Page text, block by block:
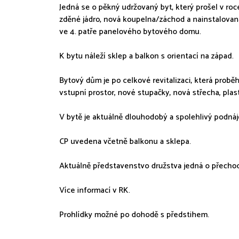
Jedná se o pěkný udržovaný byt, který prošel v
zděné jádro, nová koupelna/záchod a
ve 4. patře panelového bytového domu.
K bytu náleží sklep a balkon s orientací na západ.
Bytový dům je po celkové revitalizaci, která
vstupní prostor, nové stupačky, nová střecha,
V bytě je aktuálně dlouhodobý a spolehlivý
CP uvedena včetně balkonu a sklepa.
Aktuálně představenstvo družstva jedná o
Více informací v RK.
Prohlídky možné po dohodě s předstihem.